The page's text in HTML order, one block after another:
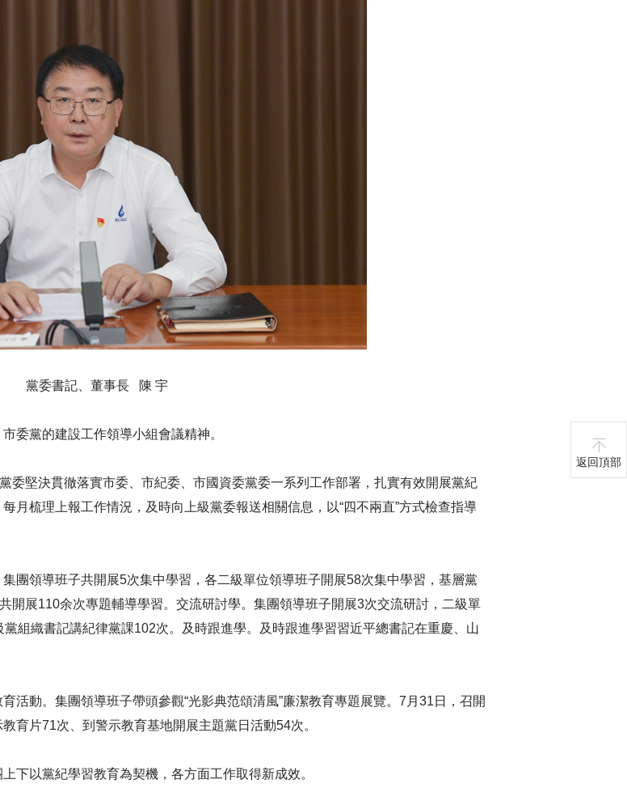
黨委書記、董事長 陳 宇
委黨的建設工作領導小組會議精神。
委堅決貫徹落實市委、市紀委、市國資委黨委一系列工作部署，扎實有效開展黨紀
月梳理上報工作情況，及時向上級黨委報送相關信息，以“四不兩直”方式檢查指導
團領導班子共開展5次集中學習，各二級單位領導班子開展58次集中學習，基層黨
開展110余次專題輔導學習。交流研討學。集團領導班子開展3次交流研討，二級單
組織書記講紀律黨課102次。及時跟進學。及時跟進學習習近平總書記在重慶、山
活動。集團領導班子帶頭參觀“光影典范頌清風”廉潔教育專題展覽。7月31日，召開
育片71次、到警示教育基地開展主題黨日活動54次。
下以黨紀學習教育為契機，各方面工作取得新成效。
返回頂部